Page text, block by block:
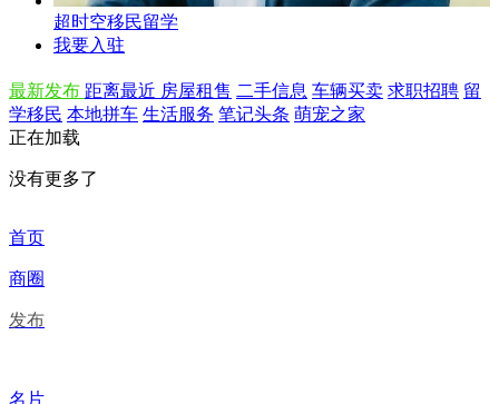
超时空移民留学
我要入驻
最新发布 距离最近 房屋租售 二手信息 车辆买卖 求职招聘 留
学移民 本地拼车 生活服务 笔记头条 萌宠之家
正在加载
没有更多了
首页
商圈
发布
名片